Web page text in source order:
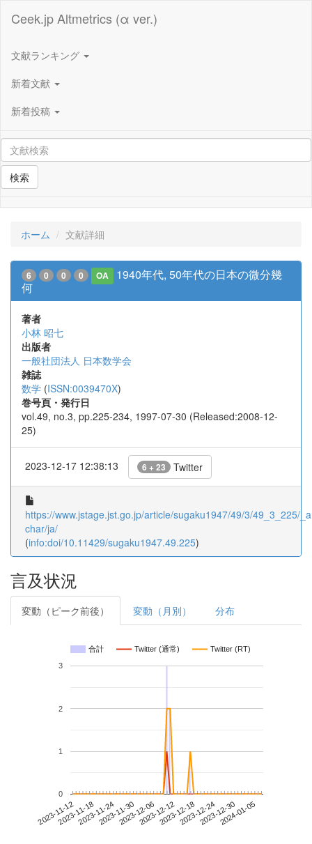
Ceek.jp Altmetrics (α ver.)
文献ランキング
新着文献
新着投稿
検索
ホーム 文献詳細
6 0 0 0 OA
1940年代, 50年代の日本の微分幾
何
著者
小林 昭七
出版者
一般社団法人 日本数学会
雑誌
数学 (ISSN:0039470X)
巻号頁・発行日
vol.49, no.3, pp.225-234, 1997-07-30 (Released:2008-12-
25)
2023-12-17 12:38:13 6 + 23 Twitter
https://www.jstage.jst.go.jp/article/sugaku1947/49/3/49_3_225/
char/ja/
(info:doi/10.11429/sugaku1947.49.225)
言及状況
変動（ピーク前後） 変動（月別） 分布
合計 Twitter (通常) Twitter (RT)
2023-11-122023-11-182023-11-242023-11-302023-12-062023-12-122023-12-182023-12-242023-12-302024-01-05
0
1
2
3